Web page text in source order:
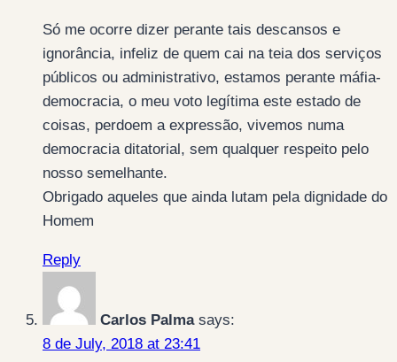
Só me ocorre dizer perante tais descansos e
ignorância, infeliz de quem cai na teia dos serviços
públicos ou administrativo, estamos perante máfia-
democracia, o meu voto legítima este estado de
coisas, perdoem a expressão, vivemos numa
democracia ditatorial, sem qualquer respeito pelo
nosso semelhante.
Obrigado aqueles que ainda lutam pela dignidade do
Homem
Reply
Carlos Palma says:
8 de July, 2018 at 23:41